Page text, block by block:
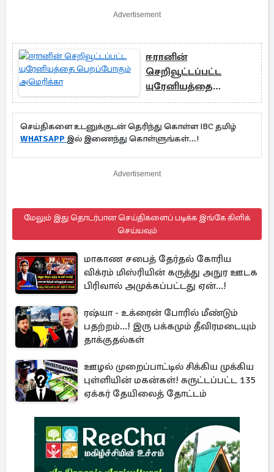
Advertisement
ஈரானின்
செறிவூட்டப்பட்ட
யுரேனியத்தை
பெறப்போகும்
அமெரிக்கா
செய்திகளை உடனுக்குடன் தெரிந்து கொள்ள IBC தமிழ்
WHATSAPP இல் இணைந்து கொள்ளுங்கள்...!
Advertisement
மேலும் இது தொடர்பான செய்திகளைப் படிக்க இங்கே கிளிக்
செய்யவும்
மாகாண சபைத் தேர்தல் கோரிய
விக்ரம் மிஸ்ரியின் கருத்து அநுர ஊடக
பிரிவால் அமுக்கப்பட்டது ஏன்...!
ரஷ்யா - உக்ரைன் போரில் மீண்டும்
பதற்றம்...! இரு பக்கமும் தீவிரமடையும்
தாக்குதல்கள்
ஊழல் முறைப்பாட்டில் சிக்கிய முக்கிய
புள்ளியின் மகன்கள்! சுருட்டப்பட்ட 135
ஏக்கர் தேயிலைத் தோட்டம்